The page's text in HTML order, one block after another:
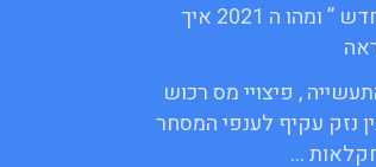
החדש ” ומהו ה 2021 איך
, פיצויי מס רכוש
נזק עקיף לענפי המסחר
…